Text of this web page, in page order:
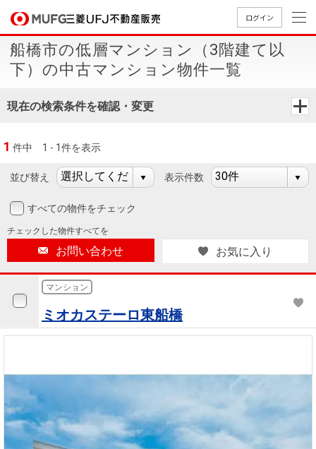
ログイン
買いたいTOP
中古
マン
ショ
ンを
探す
築・
中古
を探
用
物
件
件を
探す
売りたいTOP
無
料
査
定
却
相
金額
試算
店舗案内TOP
店舗のご
案内（首
都圏）
古屋）
案内（関
西）
会社情報TOP
ごあいさ
つ
Way
経営ビジ
ョン
沿革
本社地
ニュース
会社案内
（電子ブ
ック版）
採用情報TOP
新卒採用
情報
買いたい
売りたい
店舗案内
会社情報
採用情報
法人のお客さま
提携企業にお勤めの方
船橋市の低層マンション（3階建て以
下）の中古マンション物件一覧
現在の検索条件を確認・変更
1 件中 1 - 1件を表示
並び替え 表示件数
すべての物件をチェック
チェックした物件すべてを
お問い合わせ お気に入り
マンション
ミオカステーロ東船橋